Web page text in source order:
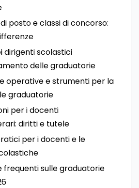
posto e classi di concorso:
dirigenti scolastici
delle graduatorie
operative e strumenti per la
graduatorie
per i docenti
diritti e tutele
per i docenti e le
frequenti sulle graduatorie